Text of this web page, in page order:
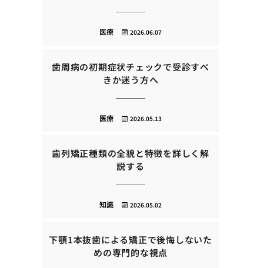
2026.06.07
医療
歯周病の初期症状チェックで受診すべ
きか迷う方へ
2026.05.13
医療
歯列矯正種類の全貌と特徴を詳しく解
説する
2026.05.02
知識
下顎1本抜歯による矯正で後悔しないた
めの専門的な視点